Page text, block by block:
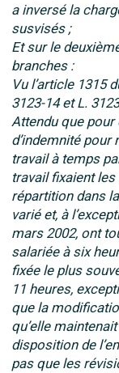
a inversé la
susvisés ;
Et sur le
branches :
Vu l’article 1315
3123-14 et L.
Attendu que pour
d’indemnité
travail à temps
travail fixaient
répartition dans
varié et, à
mars 2002, ont
salariée à six
fixée le plus
11 heures,
que la
qu’elle
disposition de
pas que les